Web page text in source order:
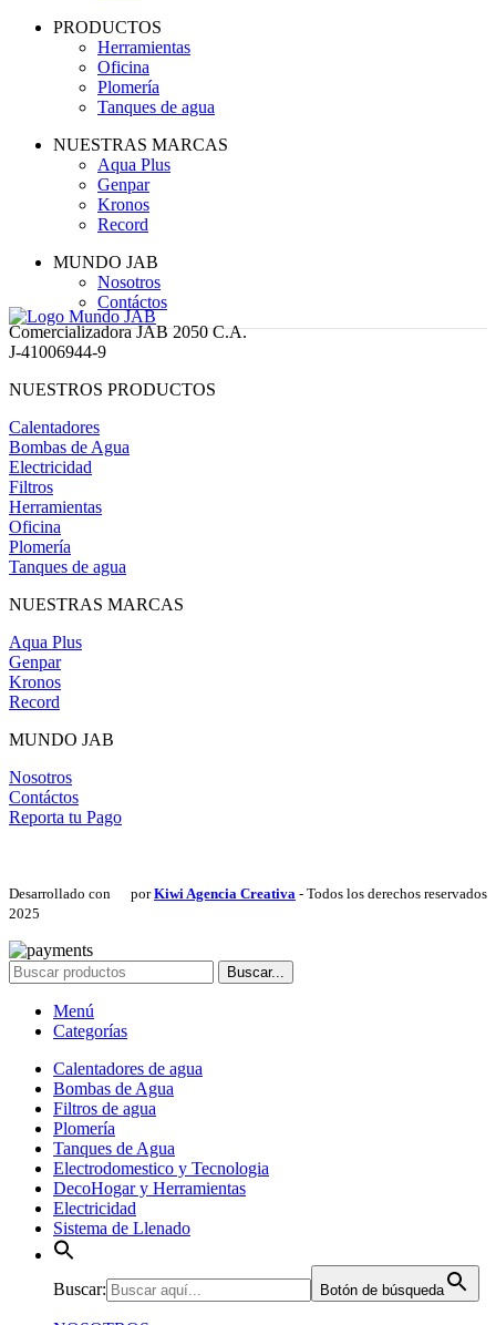
PRODUCTOS
Herramientas
Oficina
Plomería
Tanques de agua
NUESTRAS MARCAS
Aqua Plus
Genpar
Kronos
Record
MUNDO JAB
Nosotros
Contáctos
Comercializadora JAB 2050 C.A.
J-41006944-9
NUESTROS PRODUCTOS
Calentadores
Bombas de Agua
Electricidad
Filtros
Herramientas
Oficina
Plomería
Tanques de agua
NUESTRAS MARCAS
Aqua Plus
Genpar
Kronos
Record
MUNDO JAB
Nosotros
Contáctos
Reporta tu Pago
Desarrollado con porKiwi Agencia Creativa - Todos los derechos reservados
2025
Buscar...
Menú
Categorías
Calentadores de agua
Bombas de Agua
Filtros de agua
Plomería
Tanques de Agua
Electrodomestico y Tecnologia
DecoHogar y Herramientas
Electricidad
Sistema de Llenado
Buscar: Botón de búsqueda